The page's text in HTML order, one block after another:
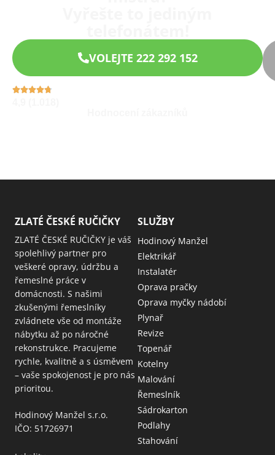
VOLEJTE 222 292 152
ZLATÉ ČESKÉ RUČIČKY
ZLATÉ ČESKÉ RUČIČKY je váš
spolehlivý partner pro
veškeré opravy, údržbu a
řemeslné práce v
domácnosti. S našimi
zkušenými řemeslníky
zvládnete vše od montáže
nábytku až po náročné
rekonstrukce. Pracujeme
rychle, kvalitně a s úsměvem
– vaše spokojenost je pro nás
prioritou.
Hodinový Manžel s.r.o.
IČO: 51726971
SLUŽBY
Hodinový Manžel
Elektrikář
Instalatér
Oprava pračky
Oprava myčky nádobí
Plynař
Revize
Topenář
Kotelny
Malování
Řemeslník
Sádrokarton
Podlahy
Stahování